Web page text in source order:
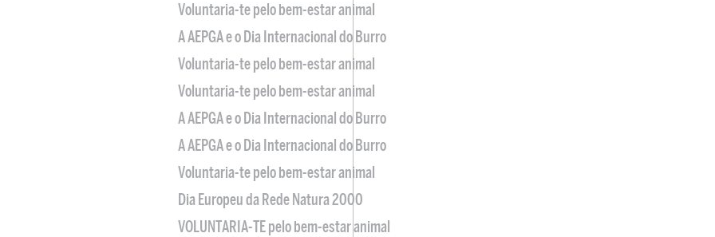
Voluntaria-te pelo bem-estar animal
A AEPGA e o Dia Internacional do Burro
Voluntaria-te pelo bem-estar animal
Voluntaria-te pelo bem-estar animal
A AEPGA e o Dia Internacional do Burro
A AEPGA e o Dia Internacional do Burro
Voluntaria-te pelo bem-estar animal
Dia Europeu da Rede Natura 2000
VOLUNTARIA-TE pelo bem-estar animal